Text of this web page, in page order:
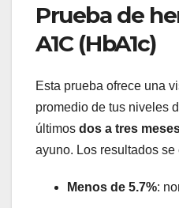
Prueba de
A1C (HbA1c)
Esta prueba ofrece una
promedio de tus niveles
últimos dos a tres
ayuno. Los resultados
Menos de 5.7%: